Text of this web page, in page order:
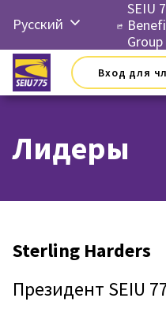
Русский
English
Español
한국어
Việt
SEIU
Group
Вход для
Лидеры
Sterling Harders
Президент SEIU